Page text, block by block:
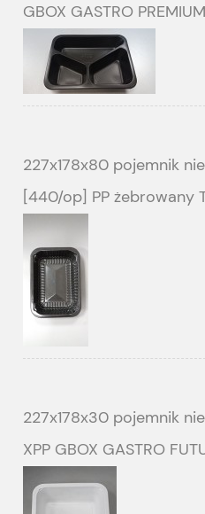
GBOX GASTRO PREMIUM
227x178x80 pojemnik
[440/op] PP żebrowany
227x178x30 pojemnik
XPP GBOX GASTRO